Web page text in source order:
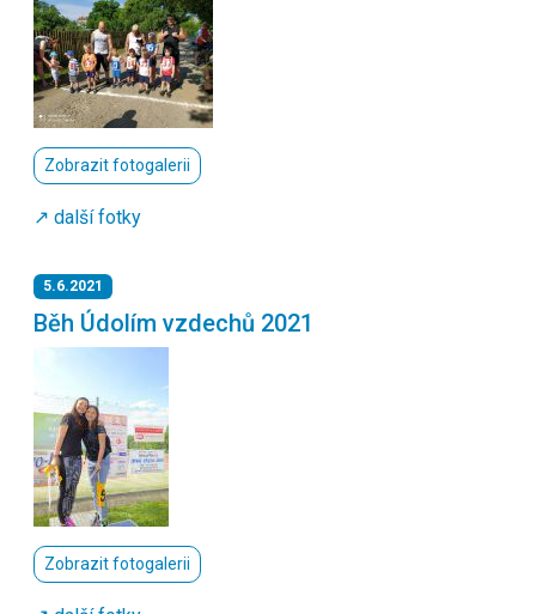
Zobrazit fotogalerii
↗️ další fotky
5.6.2021
Běh Údolím vzdechů 2021
Zobrazit fotogalerii